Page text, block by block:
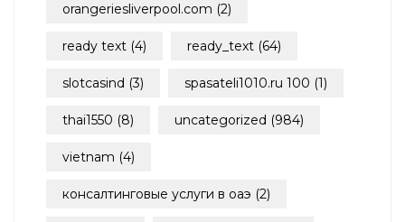
orangeriesliverpool.com (2)
ready text (4) ready_text (64)
slotcasind (3) spasateli1010.ru 100 (1)
thai1550 (8) uncategorized (984)
vietnam (4)
консалтинговые услуги в оаэ (2)